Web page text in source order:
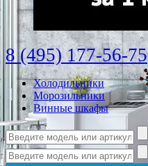
8 (495) 177-56-75
Холодильники
Морозильники
Винные шкафы